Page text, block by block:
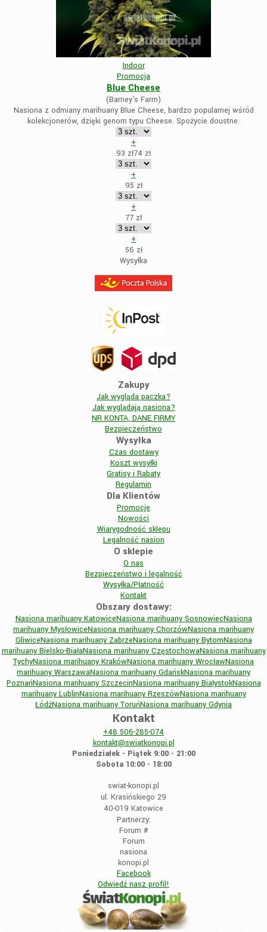
Indoor
Promocja
Blue Cheese
(Barney's Farm)
Nasiona z odmiany marihuany Blue Cheese, bardzo popularnej wśród
kolekcjonerów, dzięki genom typu Cheese. Spożycie doustne.
+
93 zł74 zł
+
95 zł
+
77 zł
+
56 zł
Wysyłka
Zakupy
Jak wygląda paczka?
Jak wyglądają nasiona?
NR KONTA, DANE FIRMY
Bezpieczeństwo
Wysyłka
Czas dostawy
Koszt wysyłki
Gratisy i Rabaty
Regulamin
Dla Klientów
Promocje
Nowości
Wiarygodność sklepu
Legalność nasion
O sklepie
O nas
Bezpieczeństwo i legalność
Wysyłka/Płatność
Kontakt
Obszary dostawy:
Nasiona marihuany KatowiceNasiona marihuany SosnowiecNasiona
marihuany MysłowiceNasiona marihuany ChorzówNasiona marihuany
GliwiceNasiona marihuany ZabrzeNasiona marihuany BytomNasiona
marihuany Bielsko-BiałaNasiona marihuany CzęstochowaNasiona marihuany
TychyNasiona marihuany KrakówNasiona marihuany WrocławNasiona
marihuany WarszawaNasiona marihuany GdańskNasiona marihuany
PoznańNasiona marihuany SzczecinNasiona marihuany BiałystokNasiona
marihuany LublinNasiona marihuany RzeszówNasiona marihuany
ŁódźNasiona marihuany ToruńNasiona marihuany Gdynia
Kontakt
+48 506-285-074
kontakt@swiatkonopi.pl
Poniedziałek - Piątek 9:00 - 21:00
Sobota 10:00 - 18:00
swiat-konopi.pl
ul. Krasińskiego 29
40-019 Katowice
Partnerzy:
Forum #
Forum
nasiona
konopi.pl
Facebook
Odwiedź nasz profil!